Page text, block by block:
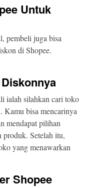
Untuk
pembeli juga bisa
di Shopee.
ialah silahkan cari toko
Kamu bisa mencarinya
mendapat pilihan
produk. Setelah itu,
yang menawarkan
Shopee